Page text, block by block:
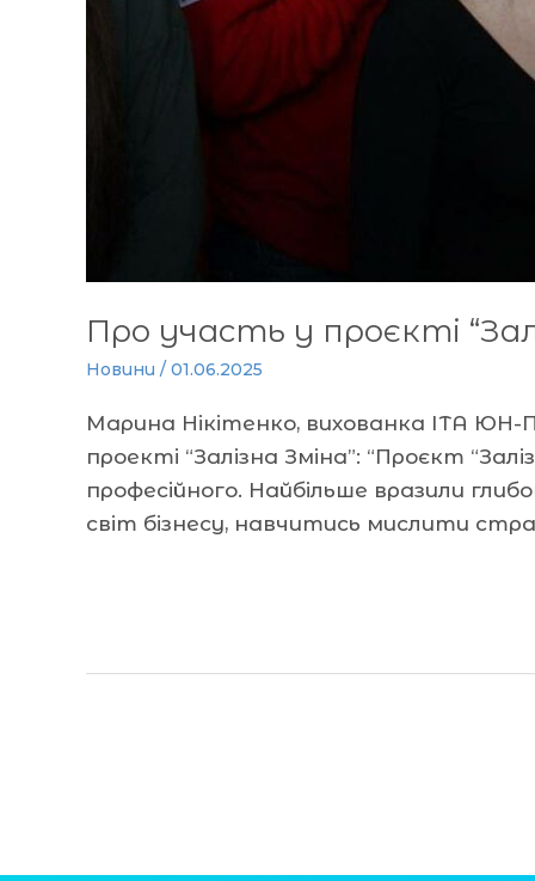
Про участь у проєкті
Новини / 01.06.2025
Марина Нікітенко, вихованка ІТА
проекті “Залізна Зміна”: “Проєкт
професійного. Найбільше вразили
світ бізнесу, навчитись мислити